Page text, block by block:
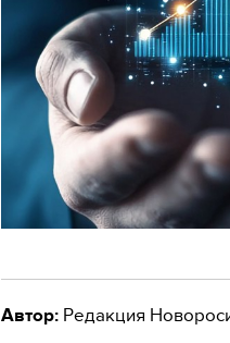
Автор: Редакция